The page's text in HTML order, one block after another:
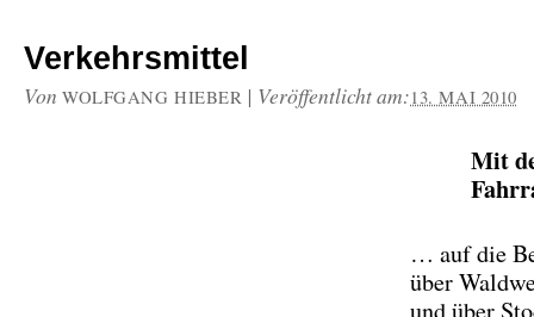
Verkehrsmittel
Von WOLFGANG HIEBER | Veröffentlicht am:13. MAI 2010
Mit
… auf die
über
und über